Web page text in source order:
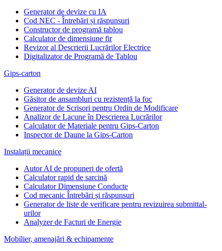
Generator de devize cu IA
Cod NEC - Întrebări și răspunsuri
Constructor de programă tablou
Calculator de dimensiune fir
Revizor al Descrierii Lucrărilor Electrice
Digitalizator de Programă de Tablou
Gips-carton
Generator de devize AI
Găsitor de ansambluri cu rezistență la foc
Generator de Scrisori pentru Ordin de Modificare
Analizor de Lacune în Descrierea Lucrărilor
Calculator de Materiale pentru Gips-Carton
Inspector de Daune la Gips-Carton
Instalații mecanice
Autor AI de propuneri de ofertă
Calculator rapid de sarcină
Calculator Dimensiune Conducte
Cod mecanic Întrebări și răspunsuri
Generator de liste de verificare pentru revizuirea submittal-
urilor
Analyzer de Facturi de Energie
Mobilier, amenajări & echipamente